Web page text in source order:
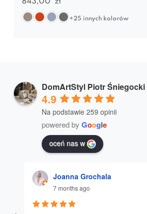
+25 innych kolorów
DomArtStyl Piotr Śniegocki
4.9
Na podstawie 259 opinii
powered by Google
oceń nas w
Joanna Grochala
7 months ago